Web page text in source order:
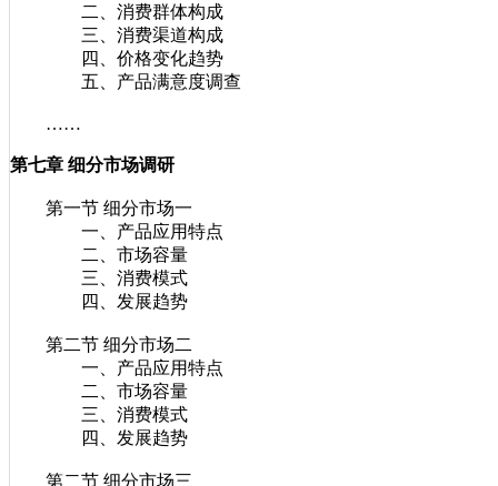
二、消费群体构成
三、消费渠道构成
四、价格变化趋势
五、产品满意度调查
……
第七章 细分市场调研
第一节 细分市场一
一、产品应用特点
二、市场容量
三、消费模式
四、发展趋势
第二节 细分市场二
一、产品应用特点
二、市场容量
三、消费模式
四、发展趋势
第二节 细分市场三